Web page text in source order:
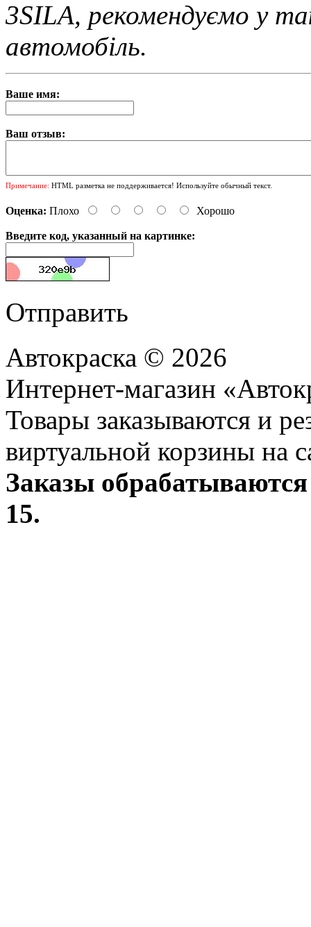
3SILA, рекомендуємо у
автомобіль.
Ваше имя:
Ваш отзыв:
Примечание: HTML разметка не поддерживается! Используйте обычный текст.
Оценка: Плохо Хорошо
Введите код, указанный на картинке:
Отправить
Автокраска © 2026
Интернет-магазин
Товары заказываются и
виртуальной корзины на
Заказы
15.